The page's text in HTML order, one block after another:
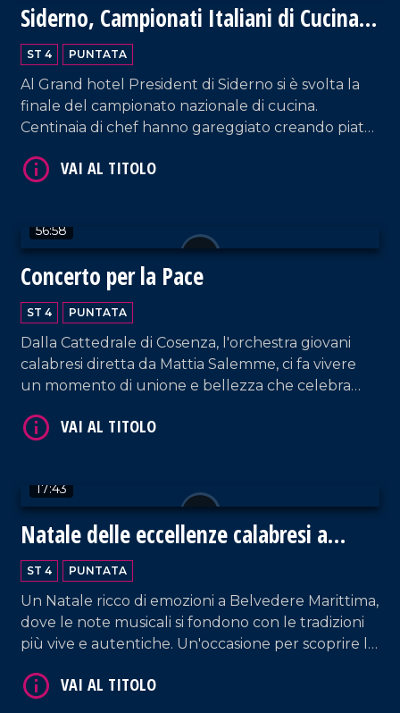
Siderno, Campionati Italiani di Cucina
2024
ST 4 PUNTATA
Al Grand hotel President di Siderno si è svolta la
finale del campionato nazionale di cucina.
Centinaia di chef hanno gareggiato creando piatti
unico, ricco di emozioni e sapori.
56:58
Concerto per la Pace
ST 4 PUNTATA
Dalla Cattedrale di Cosenza, l'orchestra giovani
calabresi diretta da Mattia Salemme, ci fa vivere
un momento di unione e bellezza che celebra
VAI AL TITOLO
17:43
Natale delle eccellenze calabresi a
Belvedere Marittimo
ST 4 PUNTATA
Un Natale ricco di emozioni a Belvedere Marittima,
dove le note musicali si fondono con le tradizioni
più vive e autentiche. Un'occasione per scoprire le
VAI AL TITOLO
VAI AL TITOLO